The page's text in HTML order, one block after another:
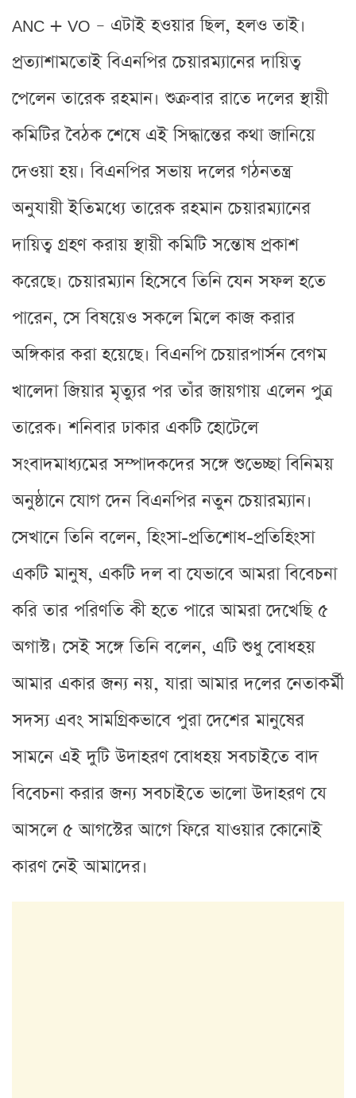
ANC + VO – এটাই হওয়ার ছিল, হলও তাই।
প্রত্যাশামতোই বিএনপির চেয়ারম্যানের দায়িত্ব
পেলেন তারেক রহমান। শুক্রবার রাতে দলের স্থায়ী
কমিটির বৈঠক শেষে এই সিদ্ধান্তের কথা জানিয়ে
দেওয়া হয়। বিএনপির সভায় দলের গঠনতন্ত্র
অনুযায়ী ইতিমধ্যে তারেক রহমান চেয়ারম্যানের
দায়িত্ব গ্রহণ করায় স্থায়ী কমিটি সন্তোষ প্রকাশ
করেছে। চেয়ারম্যান হিসেবে তিনি যেন সফল হতে
পারেন, সে বিষয়েও সকলে মিলে কাজ করার
অঙ্গিকার করা হয়েছে। বিএনপি চেয়ারপার্সন বেগম
খালেদা জিয়ার মৃত্যুর পর তাঁর জায়গায় এলেন পুত্র
তারেক। শনিবার ঢাকার একটি হোটেলে
সংবাদমাধ্যমের সম্পাদকদের সঙ্গে শুভেচ্ছা বিনিময়
অনুষ্ঠানে যোগ দেন বিএনপির নতুন চেয়ারম্যান।
সেখানে তিনি বলেন, হিংসা-প্রতিশোধ-প্রতিহিংসা
একটি মানুষ, একটি দল বা যেভাবে আমরা বিবেচনা
করি তার পরিণতি কী হতে পারে আমরা দেখেছি ৫
অগাস্ট। সেই সঙ্গে তিনি বলেন, এটি শুধু বোধহয়
আমার একার জন্য নয়, যারা আমার দলের নেতাকর্মী
সদস্য এবং সামগ্রিকভাবে পুরা দেশের মানুষের
সামনে এই দুটি উদাহরণ বোধহয় সবচাইতে বাদ
বিবেচনা করার জন্য সবচাইতে ভালো উদাহরণ যে
আসলে ৫ আগস্টের আগে ফিরে যাওয়ার কোনোই
কারণ নেই আমাদের।